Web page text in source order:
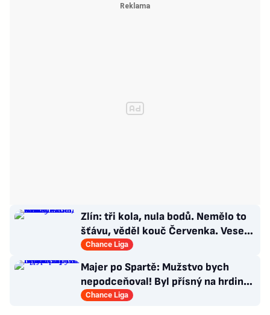
Zlín: tři kola, nula bodů. Nemělo to
šťávu, věděl kouč Červenka. Veselý
dostal dárek
Chance Liga
Majer po Spartě: Mužstvo bych
nepodceňoval! Byl přísný na hrdinu
zápasu
Chance Liga